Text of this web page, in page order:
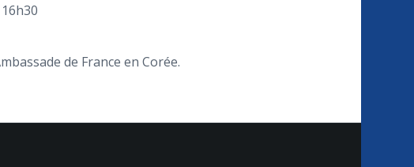
de France en Corée.